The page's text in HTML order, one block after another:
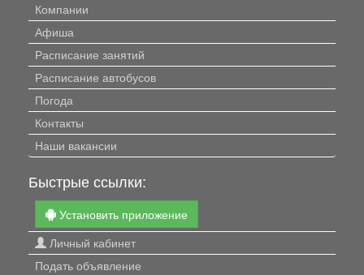
Компании
Афиша
Расписание занятий
Расписание автобусов
Погода
Контакты
Наши вакансии
Быстрые ссылки:
Установить приложение
Личный кабинет
Подать объявление